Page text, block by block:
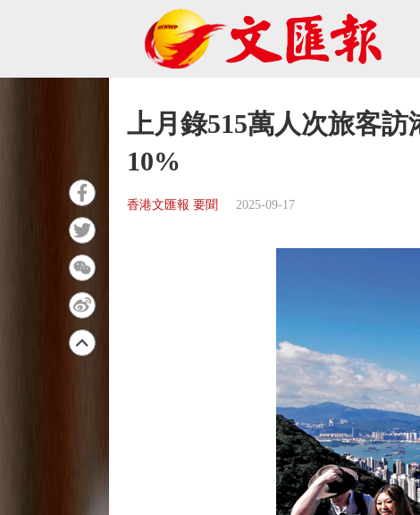
上月錄515萬人次旅客
10%
香港文匯報 要聞 2025-09-17